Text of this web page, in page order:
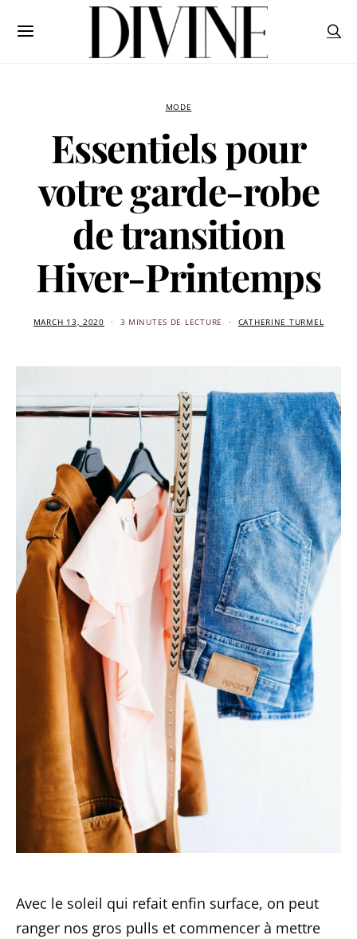
MODE
Essentiels pour
votre garde-robe
de transition
Hiver-Printemps
MARCH 13, 2020 3 MINUTES DE LECTURE CATHERINE TURMEL
Avec le soleil qui refait enfin surface, on peut
ranger nos gros pulls et commencer à mettre